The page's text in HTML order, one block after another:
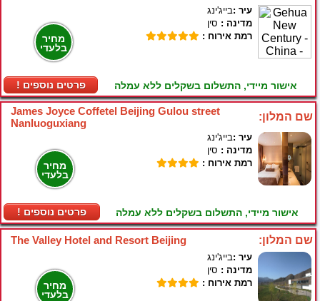
מחיר
בלעדי
! פרטים נוספים
עיר :בייג'ינג
מדינה : סין
רמת אירוח :
אישור מיידי, התשלום בשקלים ללא עמלה
James Joyce Coffetel Beijing Gulou street
Nanluoguxiang
שם המלון:
מחיר
בלעדי
! פרטים נוספים
עיר :בייג'ינג
מדינה : סין
רמת אירוח :
אישור מיידי, התשלום בשקלים ללא עמלה
The Valley Hotel and Resort Beijing שם המלון:
מחיר
בלעדי
עיר :בייג'ינג
מדינה : סין
רמת אירוח :